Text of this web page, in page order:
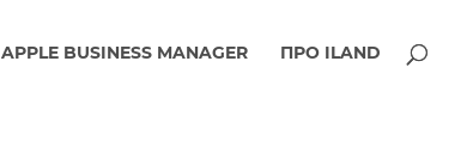
APPLE BUSINESS MANAGER ПРО ILAND